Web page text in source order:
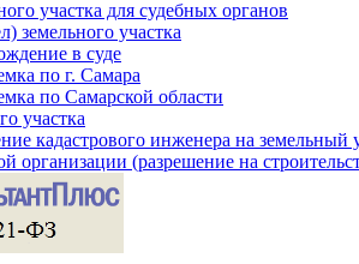
участка для судебных органов
земельного участка
в суде
по г. Самара
по Самарской области
участка
кадастрового инженера на земельный
организации (разрешение на